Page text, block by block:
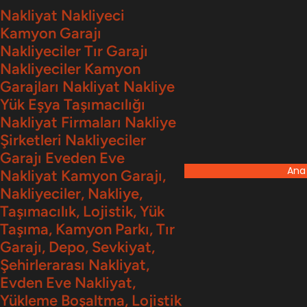
İçeriğe
geç
Nakliyat Nakliyeci
Kamyon Garajı
Nakliyeciler Tır Garajı
Nakliyeciler Kamyon
Garajları Nakliyat Nakliye
Yük Eşya Taşımacılığı
Nakliyat Firmaları Nakliye
Şirketleri Nakliyeciler
Garajı Eveden Eve
Nakliyat Kamyon Garajı,
Nakliyeciler, Nakliye,
Taşımacılık, Lojistik, Yük
Taşıma, Kamyon Parkı, Tır
Garajı, Depo, Sevkiyat,
Şehirlerarası Nakliyat,
Evden Eve Nakliyat,
Yükleme Boşaltma, Lojistik